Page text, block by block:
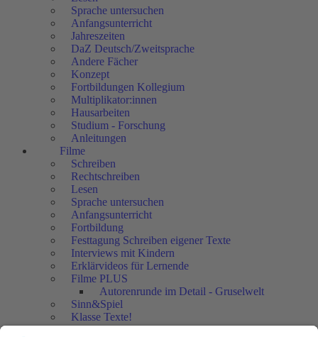
Sprache untersuchen
Anfangsunterricht
Jahreszeiten
DaZ Deutsch/Zweitsprache
Andere Fächer
Konzept
Fortbildungen Kollegium
Multiplikator:innen
Hausarbeiten
Studium - Forschung
Anleitungen
Filme
Schreiben
Rechtschreiben
Lesen
Sprache untersuchen
Anfangsunterricht
Fortbildung
Festtagung Schreiben eigener Texte
Interviews mit Kindern
Erklärvideos für Lernende
Filme PLUS
Autorenrunde im Detail - Gruselwelt
Sinn&Spiel
Klasse Texte!
Filmausschnitte Grundschule